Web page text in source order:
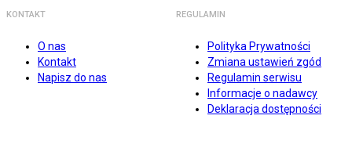
KONTAKT
O nas
Kontakt
Napisz do nas
REGULAMIN
Polityka Prywatności
Zmiana ustawień zgód
Regulamin serwisu
Informacje o nadawcy
Deklaracja dostępności